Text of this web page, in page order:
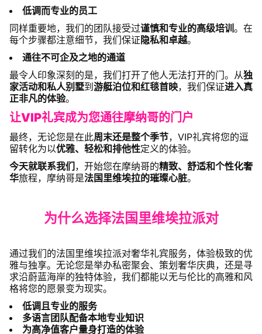
低调而专业的员工
同样重要地，我们的团队接受过谨慎和专业的高级培训 。在
每个步骤都注意细节，我们保证 隐私和卓越。
通往不可企及之地的通道
最令人印象深刻的是，我们打开了他人无法打开的门。从独
家活动和私人别墅到 游艇泊位和红毯首映，我们保证进入真
正非凡的体验。
让VIP礼宾成为您通往摩纳哥的门户
最终，无论您是在此周末还是整个季节，VIP礼宾将您的逗
留转化为以优雅、轻松和排他性定义的体验。
今天就联系我们 ，开始您在摩纳哥的精致、舒适和个性化奢
华旅程，摩纳哥是法国里维埃拉的璀璨心脏。
为什么选择法国里维埃拉派对
通过我们的法国里维埃拉派对奢华礼宾服务，体验极致的优
雅与独享。无论您是举办私密聚会、策划奢华庆典，还是寻
求沿蔚蓝海岸的独特体验，我们都能以无与伦比的高雅和风
格将您的愿景变为现实。
低调且专业的服务
多语言团队配备本地专业知识
为高净值客户量身打造的体验